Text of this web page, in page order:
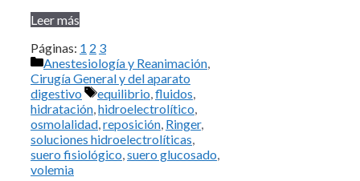
Leer más
Páginas: 1 2 3
Categorías
Anestesiología y Reanimación,
Cirugía General y del aparato
digestivo
Etiquetas
equilibrio,fluidos,
hidratación,hidroelectrolítico,
osmolalidad,reposición, Ringer,
soluciones hidroelectrolíticas,
suero fisiológico,suero glucosado,
volemia